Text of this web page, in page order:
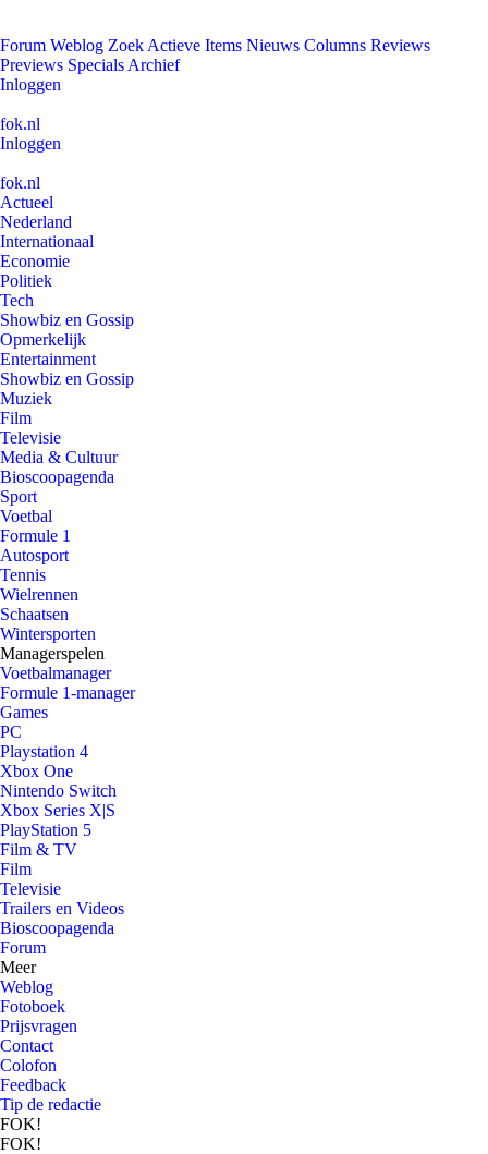
Forum Weblog Zoek Actieve Items Nieuws Columns Reviews
Previews Specials Archief
Inloggen
fok.nl
Inloggen
fok.nl
Actueel
Nederland
Internationaal
Economie
Politiek
Tech
Showbiz en Gossip
Opmerkelijk
Entertainment
Showbiz en Gossip
Muziek
Film
Televisie
Media & Cultuur
Bioscoopagenda
Sport
Voetbal
Formule 1
Autosport
Tennis
Wielrennen
Schaatsen
Wintersporten
Managerspelen
Voetbalmanager
Formule 1-manager
Games
PC
Playstation 4
Xbox One
Nintendo Switch
Xbox Series X|S
PlayStation 5
Film & TV
Film
Televisie
Trailers en Videos
Bioscoopagenda
Forum
Meer
Weblog
Fotoboek
Prijsvragen
Contact
Colofon
Feedback
Tip de redactie
FOK!
FOK!